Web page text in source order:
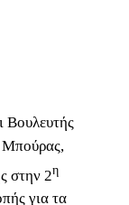
Βουλευτής
Μπούρας,
στην 2η
για τα